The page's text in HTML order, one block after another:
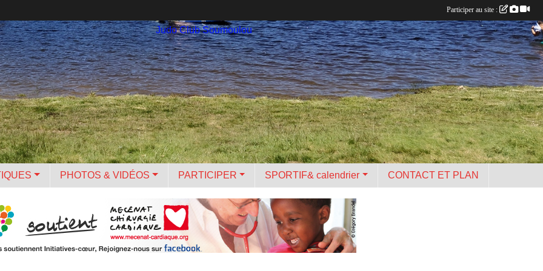
Judo Club Soumoulou
PHOTOS & VIDÉOS PARTICIPER SPORTIF& calendrier CONTACT ET PLAN
Participer au site :